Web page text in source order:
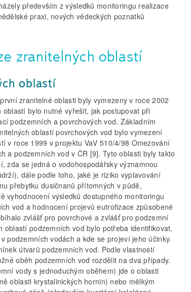
především z výsledků monitoringu realizace
praxi, nových vědeckých poznatků
zranitelných oblastí
oblastí
zranitelné oblasti byly vymezeny v roce 2002
bylo nutné vyřešit, jak postupovat při
podzemních a povrchových vod. Základním
oblastí povrchových vod bylo vymezení
v roce 1999 v projektu VaV 510/4/98 Omezování
a podzemních vod v ČR [9]. Tyto oblasti byly takto
zda se jedná o vodohospodářsky významnou
dále podle toho, jaké je riziko vyplavování
přebytku dusičnanů přítomných v půdě,
vyhodnocení výsledků dostupného monitoringu
vod a hodnocení projevů eutrofizace způsobené
zvlášť pro povrchové a zvlášť pro podzemní
oblastí podzemních vod bylo potřeba identifikovat,
podzemních vodách a kde se projeví jeho účinky.
útvarů podzemních vod. Podle vlastností
oběh podzemních vod rozdělit na dva případy.
vody s jednoduchým oběhem) jde o oblasti
oblasti krystalinických hornin) nebo mělkým